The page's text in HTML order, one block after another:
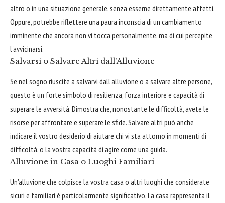
altro o in una situazione generale, senza esserne direttamente affetti.
Oppure, potrebbe riflettere una paura inconscia di un cambiamento
imminente che ancora non vi tocca personalmente, ma di cui percepite
l'avvicinarsi.
Salvarsi o Salvare Altri dall'Alluvione
Se nel sogno riuscite a salvarvi dall'alluvione o a salvare altre persone,
questo è un forte simbolo di resilienza, forza interiore e capacità di
superare le avversità. Dimostra che, nonostante le difficoltà, avete le
risorse per affrontare e superare le sfide. Salvare altri può anche
indicare il vostro desiderio di aiutare chi vi sta attorno in momenti di
difficoltà, o la vostra capacità di agire come una guida.
Alluvione in Casa o Luoghi Familiari
Un'alluvione che colpisce la vostra casa o altri luoghi che considerate
sicuri e familiari è particolarmente significativo. La casa rappresenta il